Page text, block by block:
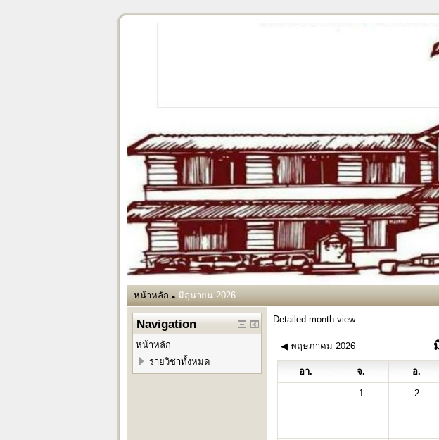
หน้าหลัก ▶ มิถุนายน 2026
Detailed month view:
◀ พฤษภาคม 2026
อา. จ. อ.
1 2
Navigation
หน้าหลัก
รายวิชาทั้งหมด